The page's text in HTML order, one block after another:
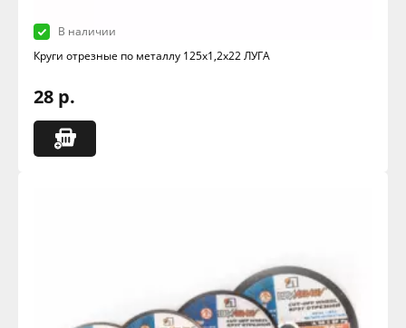
В наличии
Круги отрезные по металлу 125х1,2х22 ЛУГА
28 р.